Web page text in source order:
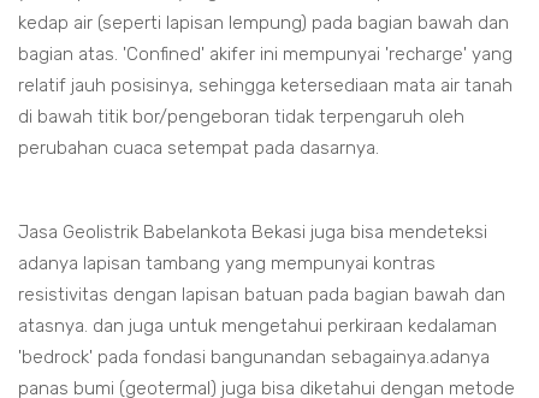
kedap air (seperti lapisan lempung) pada bagian bawah dan
bagian atas. 'Confined' akifer ini mempunyai 'recharge' yang
relatif jauh posisinya, sehingga ketersediaan mata air tanah
di bawah titik bor/pengeboran tidak terpengaruh oleh
perubahan cuaca setempat pada dasarnya.
Jasa Geolistrik Babelankota Bekasi juga bisa mendeteksi
adanya lapisan tambang yang mempunyai kontras
resistivitas dengan lapisan batuan pada bagian bawah dan
atasnya. dan juga untuk mengetahui perkiraan kedalaman
'bedrock' pada fondasi bangunandan sebagainya.adanya
panas bumi (geotermal) juga bisa diketahui dengan metode